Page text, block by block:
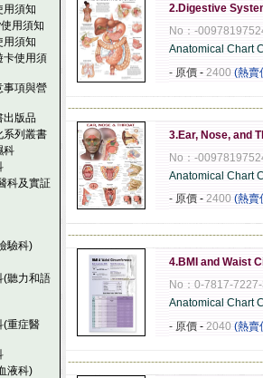
用須知
用須知
用須知
卡使用須
事項與營
出版品
系列叢書
科
科及實証
驗科)
(聽力和語
(重症醫
液科)
2.Digestive
No：-
Anatomical Chart
- 原價 - 2400 (熱賣
3.Ear, Nose, and
No：-
Anatomical Chart
- 原價 - 2400 (熱賣
4.BMI and Waist
No：0-7817-
Anatomical Chart
- 原價 - 2040 (熱賣